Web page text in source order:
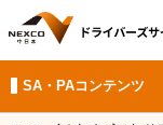
SA・PAコンテンツ